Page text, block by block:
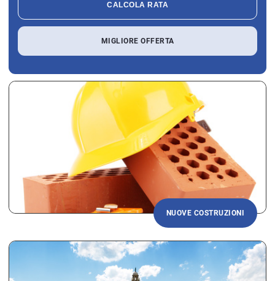
CALCOLA RATA
MIGLIORE OFFERTA
NUOVE COSTRUZIONI